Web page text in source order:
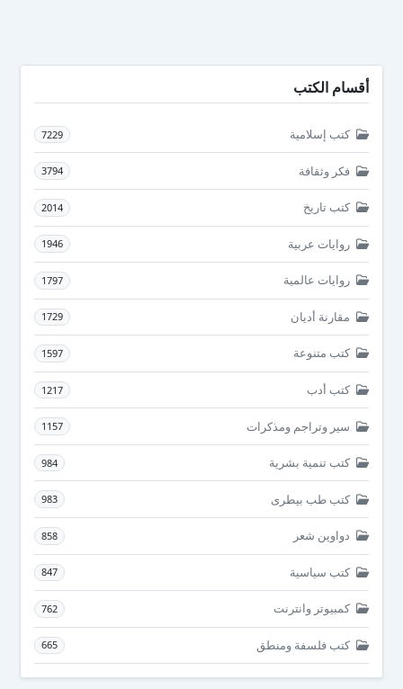
أقسام الكتب
كتب إسلامية 7229
فكر وثقافة 3794
كتب تاريخ 2014
روايات عربية 1946
روايات عالمية 1797
مقارنة أديان 1729
كتب متنوعة 1597
كتب أدب 1217
سير وتراجم ومذكرات 1157
كتب تنمية بشرية 984
كتب طب بيطرى 983
دواوين شعر 858
كتب سياسية 847
كمبيوتر وانترنت 762
كتب فلسفة ومنطق 665